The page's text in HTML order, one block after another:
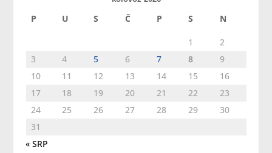
P U S Č P S N
1
2
3
4 5 6 7 8
9
10
11 12 13 14 15
16
17
18 19 20 21 22
23
24
25 26 27 28 29
30
31
« SRP